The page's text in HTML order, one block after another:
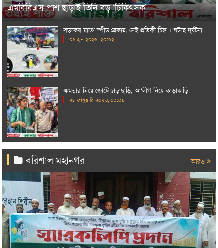
এমবিবিএস পাশ ছাড়াই তিনি বড় ‘চিকিৎসক’
সড়কের মাঝে স্পীড ব্রেকার, নেই প্রতিকী চিহ্ন ॥ ঘটছে দুর্ঘটনা
০৬ জুন ২০২৬, ২০:০২
ক্ষমতার নিয়ে জোটে ছাড়াছাড়ি, আ‘লীগ নিয়ে কাড়াকাড়ি
২৮ জানুয়ারি ২০২৬, ০১:৫৪
বরিশাল মহানগর আরও